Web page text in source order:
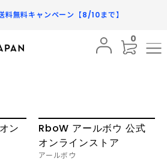
料無料キャンペーン【8/10まで】
0
BRAND
INFORMATION
ン
RboW アールボウ 公式
オンラインストア
アールボウ